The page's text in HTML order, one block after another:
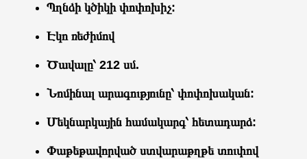
Պղնձի կծիկի փոփոխիչ:
Էկո ռեժիմով
Ծավալը՝ 212 սմ.
Նոմինալ արագությունը՝ փոփոխական:
Մեկնարկային համակարգ՝ հետադարձ:
Փաթեթավորված ստվարաթղթե տուփով